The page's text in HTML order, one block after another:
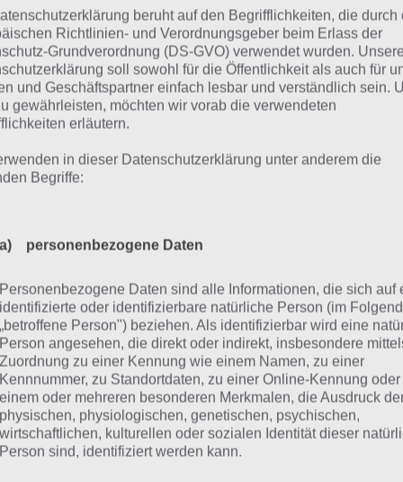
Hinweis:Wir erwähnen hier nur die einzelnen
dir zu den Geräten nochmal die Tests von
auf die Displaygröße, denn viele Smartphones sind
Wenn du noch nicht viel Ahnung von
Artikel “Darauf solltest du beim Smartphone Kauf
Top-Favoriten für jeden
Beginn direkt unsere Top-Auflistung in den
Preis Display Akku
G7
ca. 180
Euro
6,2 Zoll 5000 mAh
ca. 260
Euro
6,4 Zoll 6000 mAh
beruht auf den Begrifflichkeiten, die durch
Richtlinien- und Verordnungsgeber beim Erlass der
Grundverordnung (DS-GVO) verwendet wurden. Unsere
soll sowohl für die Öffentlichkeit als auch für
und Geschäftspartner einfach lesbar und verständlich sein.
gewährleisten, möchten wir vorab die verwendeten
erläutern.
in dieser Datenschutzerklärung unter anderem die
Begriffe:
a) personenbezogene Daten
Personenbezogene Daten sind alle Informationen, die sich auf
identifizierte oder identifizierbare natürliche Person (im
„betroffene Person") beziehen. Als identifizierbar wird eine
Person angesehen, die direkt oder indirekt, insbesondere
Zuordnung zu einer Kennung wie einem Namen, zu einer
Kennnummer, zu Standortdaten, zu einer Online-Kennung oder
einem oder mehreren besonderen Merkmalen, die Ausdruck
physischen, physiologischen, genetischen, psychischen,
wirtschaftlichen, kulturellen oder sozialen Identität dieser
Person sind, identifiziert werden kann.